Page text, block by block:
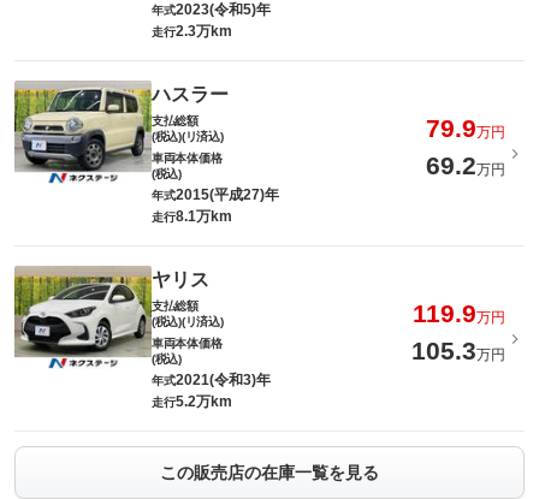
年式2023(令和5)年
走行2.3万km
ハスラー
支払総額
(税込)(リ済込)
79.9万円
車両本体価格
(税込)
69.2万円
年式2015(平成27)年
走行8.1万km
ヤリス
支払総額
(税込)(リ済込)
119.9万円
車両本体価格
(税込)
105.3万円
年式2021(令和3)年
走行5.2万km
この販売店の在庫一覧を見る